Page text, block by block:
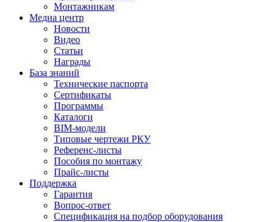
Монтажникам
Медиа центр
Новости
Видео
Статьи
Награды
База знаний
Технические паспорта
Сертификаты
Программы
Каталоги
BIM-модели
Типовые чертежи РКУ
Референс-листы
Пособия по монтажу
Прайс-листы
Поддержка
Гарантия
Вопрос-ответ
Спецификация на подбор оборудования